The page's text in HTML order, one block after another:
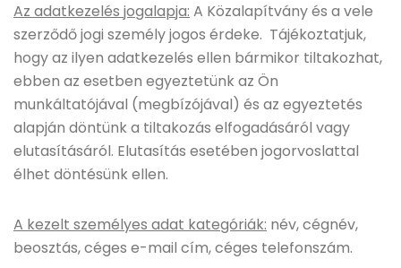
Az adatkezelés jogalapja: A Közalapítvány és a vele
szerződő jogi személy jogos érdeke. Tájékoztatjuk,
hogy az ilyen adatkezelés ellen bármikor tiltakozhat,
ebben az esetben egyeztetünk az Ön
munkáltatójával (megbízójával) és az egyeztetés
alapján döntünk a tiltakozás elfogadásáról vagy
elutasításáról. Elutasítás esetében jogorvoslattal
élhet döntésünk ellen.
A kezelt személyes adat kategóriák: név, cégnév,
beosztás, céges e-mail cím, céges telefonszám.